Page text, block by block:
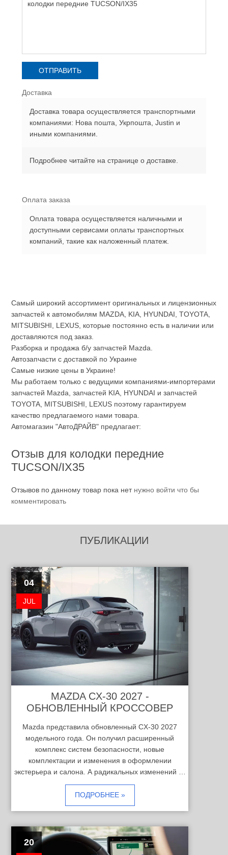
Доставка
Доставка товара осуществляется транспортными
компаниями: Нова пошта, Укрпошта, Justin и
иными компаниями.
Подробнее читайте на странице о доставке.
Оплата заказа
Оплата товара осуществляется наличными и
доступными сервисами оплаты транспортных
компаний, такие как наложенный платеж.
Самый широкий ассортимент оригинальных и лицензионных
запчастей к автомобилям MAZDA, KIA, HYUNDAI, TOYOTA,
MITSUBISHI, LEXUS, которые постоянно есть в наличии или
доставляются под заказ.
Разборка и продажа б/у запчастей Mazda.
Автозапчасти с доставкой по Украине
Самые низкие цены в Украине!
Мы работаем только с ведущими компаниями-импортерами
запчастей Mazda, запчастей KIA, HYUNDAI и запчастей
TOYOTA, MITSUBISHI, LEXUS поэтому гарантируем
качество предлагаемого нами товара.
Автомагазин "АвтоДРАЙВ" предлагает:
Отзыв для колодки передние
TUCSON/IX35
Отзывов по данному товар пока нет нужно войти что бы
комментировать
ПУБЛИКАЦИИ
04
JUL
MAZDA CX-30 2027 -
ОБНОВЛЕННЫЙ КРОССОВЕР
Mazda представила обновленный CX-30 2027
модельного года. Он получил расширенный
комплекс систем безопасности, новые
комплектации и изменения в оформлении
экстерьера и салона. А радикальных изменений …
ПОДРОБНЕЕ »
20